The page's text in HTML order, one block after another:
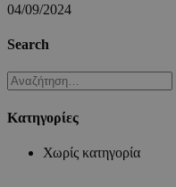
04/09/2024
Search
Αναζήτηση
για:
Kατηγορίες
Χωρίς κατηγορία